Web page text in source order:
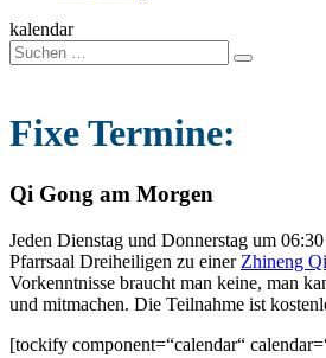
kalendar
Search
for:
Fixe Termine:
Qi Gong am Morgen
Jeden Dienstag und Donnerstag um
Pfarrsaal Dreiheiligen zu einer Zhineng
Vorkenntnisse braucht man keine, man
und mitmachen. Die Teilnahme ist
[tockify component=“calendar“